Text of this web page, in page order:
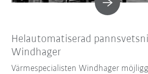
Helautomatiserad
Windhager
Värmespecialisten Windhager